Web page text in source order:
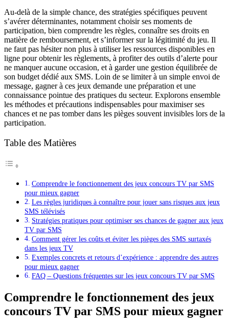
Au-delà de la simple chance, des stratégies spécifiques peuvent
s’avérer déterminantes, notamment choisir ses moments de
participation, bien comprendre les règles, connaître ses droits en
matière de remboursement, et s’informer sur la légitimité du jeu. Il
ne faut pas hésiter non plus à utiliser les ressources disponibles en
ligne pour obtenir les règlements, à profiter des outils d’alerte pour
ne manquer aucune occasion, et à garder une gestion équilibrée de
son budget dédié aux SMS. Loin de se limiter à un simple envoi de
message, gagner à ces jeux demande une préparation et une
connaissance pointue des pratiques du secteur. Explorons ensemble
les méthodes et précautions indispensables pour maximiser ses
chances et ne pas tomber dans les pièges souvent invisibles lors de la
participation.
Table des Matières
Comprendre le fonctionnement des jeux concours TV par SMS
pour mieux gagner
Les règles juridiques à connaître pour jouer sans risques aux jeux
SMS télévisés
Stratégies pratiques pour optimiser ses chances de gagner aux jeux
TV par SMS
Comment gérer les coûts et éviter les pièges des SMS surtaxés
dans les jeux TV
Exemples concrets et retours d’expérience : apprendre des autres
pour mieux gagner
FAQ – Questions fréquentes sur les jeux concours TV par SMS
Comprendre le fonctionnement des jeux
concours TV par SMS pour mieux gagner